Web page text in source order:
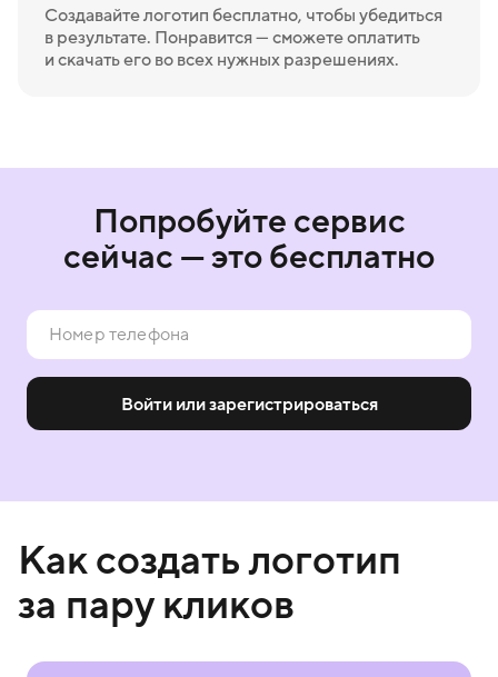
Создавайте логотип бесплатно, чтобы убедиться
в результате. Понравится — сможете оплатить
и скачать его во всех нужных разрешениях.
Попробуйте сервис
сейчас — это бесплатно
Войти или зарегистрироваться
Как создать логотип
за пару кликов